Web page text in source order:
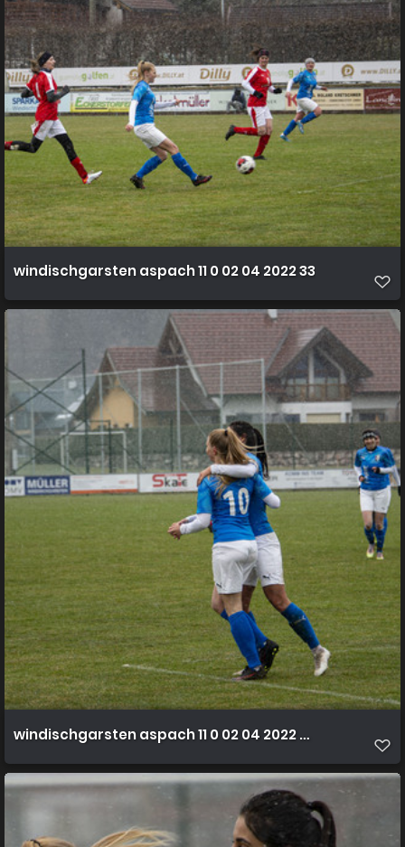
windischgarsten aspach 11 0 02 04 2022 33
windischgarsten aspach 11 0 02 04 2022 35